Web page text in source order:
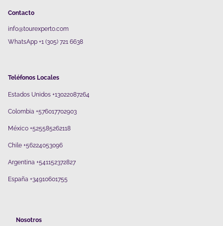
Contacto
info@tourexperto.com
WhatsApp +1 (305) 721 6638
Teléfonos Locales
Estados Unidos +13022087264
Colombia +576017702903
México +525585262118
Chile +56224053096
Argentina +541152372827
España +34910601755
Nosotros